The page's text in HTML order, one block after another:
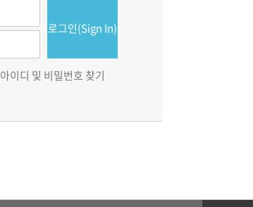
로그인(Sign In)
아이디 및 비밀번호 찾기